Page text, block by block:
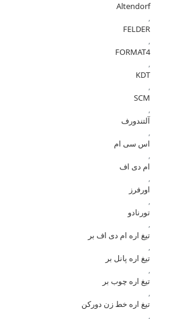
Altendorf
,
FELDER
,
FORMAT4
,
KDT
,
SCM
,
آلتندورف
,
اس سی ام
,
ام دی اف
,
اورفرز
,
تورنادو
,
تیغ اره ام دی اف بر
,
تیغ اره پانل بر
,
تیغ اره چوب بر
,
تیغ اره خط زن دورکن
,